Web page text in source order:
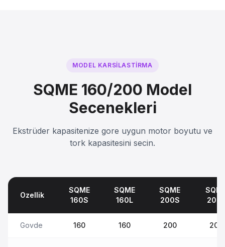
MODEL KARSILASTIRMA
SQME 160/200 Model
Secenekleri
Ekstrüder kapasitenize gore uygun motor boyutu ve
tork kapasitesini secin.
Ozellik
SQME
160S
SQME
160L
SQME
200S
200L
Govde 160 160 200 200